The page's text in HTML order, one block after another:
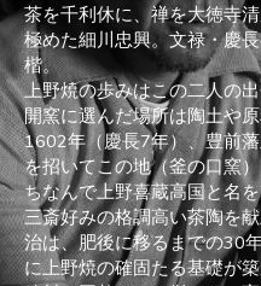
茶を千利休に、禅を大徳寺
極めた細川忠興。文禄・慶
楷。
上野焼の歩みはこの二人の
開窯に選んだ場所は陶土や
1602年（慶長7年）、豊前
を招いてこの地（釜の口窯
ちなんで上野喜蔵高国と名
三斎好みの格調高い茶陶を
治は、肥後に移るまでの30
に上野焼の確固たる基礎が